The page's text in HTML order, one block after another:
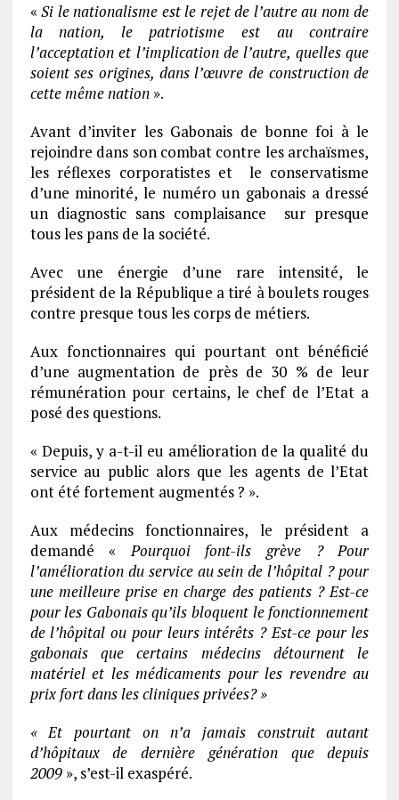
«Si le nationalisme est le rejet de l’autre au nom de
la nation, le patriotisme est au contraire
l’acceptation et l’implication de l’autre, quelles que
soient ses origines, dans l’œuvre de construction de
cette même nation».
Avant d’inviter les Gabonais de bonne foi à le
rejoindre dans son combat contre les archaïsmes,
les réflexes corporatistes et le conservatisme
d’une minorité, le numéro un gabonais a dressé
un diagnostic sans complaisance sur presque
tous les pans de la société.
Avec une énergie d’une rare intensité, le
président de la République a tiré à boulets rouges
contre presque tous les corps de métiers.
Aux fonctionnaires qui pourtant ont bénéficié
d’une augmentation de près de 30 % de leur
rémunération pour certains, le chef de l’Etat a
posé des questions.
« Depuis, y a-t-il eu amélioration de la qualité du
service au public alors que les agents de l’Etat
ont été fortement augmentés ? ».
Aux médecins fonctionnaires, le président a
demandé «Pourquoi font-ils grève ? Pour
l’amélioration du service au sein de l’hôpital ? pour
une meilleure prise en charge des patients ? Est-ce
pour les Gabonais qu’ils bloquent le fonctionnement
de l’hôpital ou pour leurs intérêts ? Est-ce pour les
gabonais que certains médecins détournent le
matériel et les médicaments pour les revendre au
prix fort dans les cliniques privées? »
« Et pourtant on n’a jamais construit autant
d’hôpitaux de dernière génération que depuis
2009 », s’est-il exaspéré.